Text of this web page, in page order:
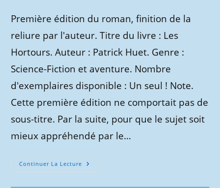
Première édition du roman, finition de la
reliure par l'auteur. Titre du livre : Les
Hortours. Auteur : Patrick Huet. Genre :
Science-Fiction et aventure. Nombre
d'exemplaires disponible : Un seul ! Note.
Cette première édition ne comportait pas de
sous-titre. Par la suite, pour que le sujet soit
mieux appréhendé par le…
Continuer La Lecture Les
Hortours